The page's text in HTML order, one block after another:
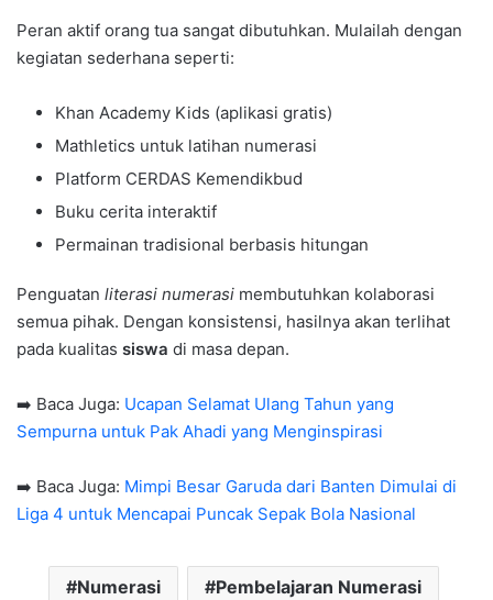
Peran aktif orang tua sangat dibutuhkan. Mulailah dengan
kegiatan sederhana seperti:
Khan Academy Kids (aplikasi gratis)
Mathletics untuk latihan numerasi
Platform CERDAS Kemendikbud
Buku cerita interaktif
Permainan tradisional berbasis hitungan
Penguatan literasi numerasi membutuhkan kolaborasi
semua pihak. Dengan konsistensi, hasilnya akan terlihat
pada kualitas siswa di masa depan.
➡️ Baca Juga: Ucapan Selamat Ulang Tahun yang
Sempurna untuk Pak Ahadi yang Menginspirasi
➡️ Baca Juga: Mimpi Besar Garuda dari Banten Dimulai di
Liga 4 untuk Mencapai Puncak Sepak Bola Nasional
Numerasi Pembelajaran Numerasi